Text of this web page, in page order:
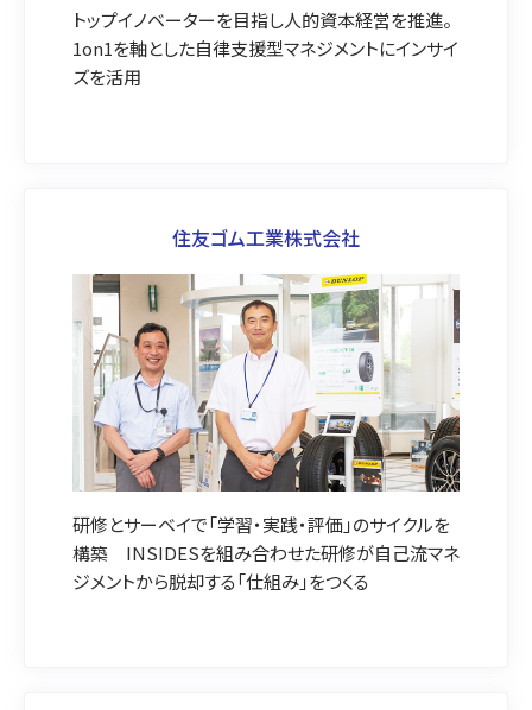
トップイノベーターを目指し人的資本経営を推進。
1on1を軸とした自律支援型マネジメントにインサイ
ズを活用
住友ゴム工業株式会社
研修とサーベイで「学習・実践・評価」のサイクルを
構築 INSIDESを組み合わせた研修が自己流マネ
ジメントから脱却する「仕組み」をつくる